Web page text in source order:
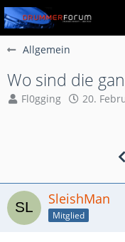
Allgemein
Wo sind die
Fl0gging
20.
SleishMan
Mitglied